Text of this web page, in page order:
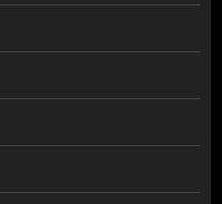
में गिरोह
2026 0